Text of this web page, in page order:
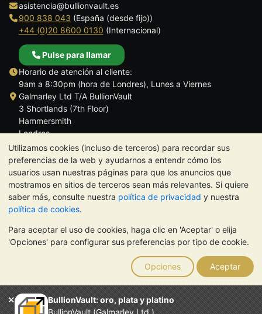
Utilizamos cookies (incluso de terceros) para recordar sus
preferencias de la web y ayudarnos a entendr cómo los
usuarios usan nuestras páginas para que los anuncios que
mostramos en sitios de terceros sean más relevantes. Si quiere
saber más, consulte nuestra política de privacidad y nuestra
política de cookies.
Para aceptar el uso de cookies, haga clic en 'Aceptar' o elija
'Opciones' para configurar sus preferencias por tipo de cookie.
Opciones Aceptar
BullionVault: oro, plata y platino
BullionVault (Galmarley Ltd.)
asistencia@bullionvault.es
900 838 043 (España (desde fijo))
+44 (0)20 8600 0130 (Internacional)
Pulse para llamar
Horario de atención al cliente:
9am a 8:30pm (hora de Londres), Lunes a Viernes
Galmarley Ltd T/A BullionVault
3 Shortlands (7th Floor)
Hammersmith
Londres
W6 8DA
Reino Unido
NOTA: El valor de los metales preciosos puede tanto bajar como
subir. Las tendencias históricas no garantizan la evolución
futura de los precios. Nada de lo contenido en los sitios web de
BullionVault ni en ninguna de sus comunicaciones constituye
asesoramiento en materia de inversión. Debería buscar
asesoramiento profesional para determinar si poseer metales
preciosos es adecuado para usted.